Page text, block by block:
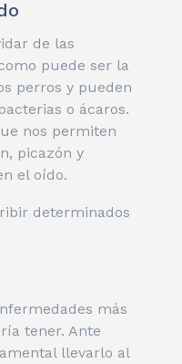
de las
puede ser la
perros y pueden
o ácaros.
nos permiten
picazón y
el oído.
determinados
más
tener. Ante
llevarlo al